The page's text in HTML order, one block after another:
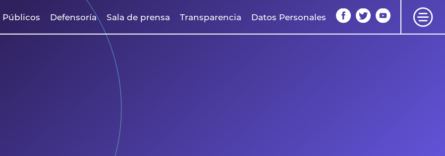
Públicos Defensoría Sala de prensa Transparencia Datos Personales